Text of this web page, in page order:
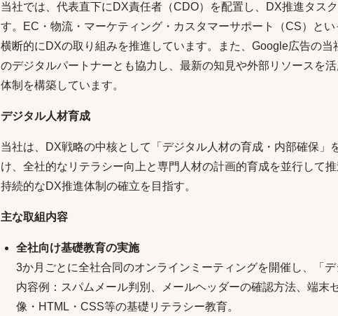
当社では、代表直下にDX責任者（CDO）を配置し、DX推進タス
す。EC・物流・マーケティング・カスタマーサポート（CS）と
横断的にDXの取り組みを推進しています。また、Google広告の当
のデジタルパートナーとも協力し、最新の知見や外部リソースを
体制を構築しています。
デジタル人材育成
当社は、DX戦略の中核として「デジタル人材の育成・内部確保」
け、全社的なリテラシー向上と専門人材の計画的育成を並行して推
持続的なDX推進体制の確立を目指す。
主な取組内容
全社向け基礎教育の実施
3か月ごとに全社合同のオンラインミーティングを開催し、「デ
内容例：スパムメール判別、メールヘッダーの確認方法、端末
像・HTML・CSS等の基礎リテラシー教育。